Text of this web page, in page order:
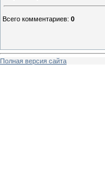
Всего комментариев: 0
Полная версия сайта